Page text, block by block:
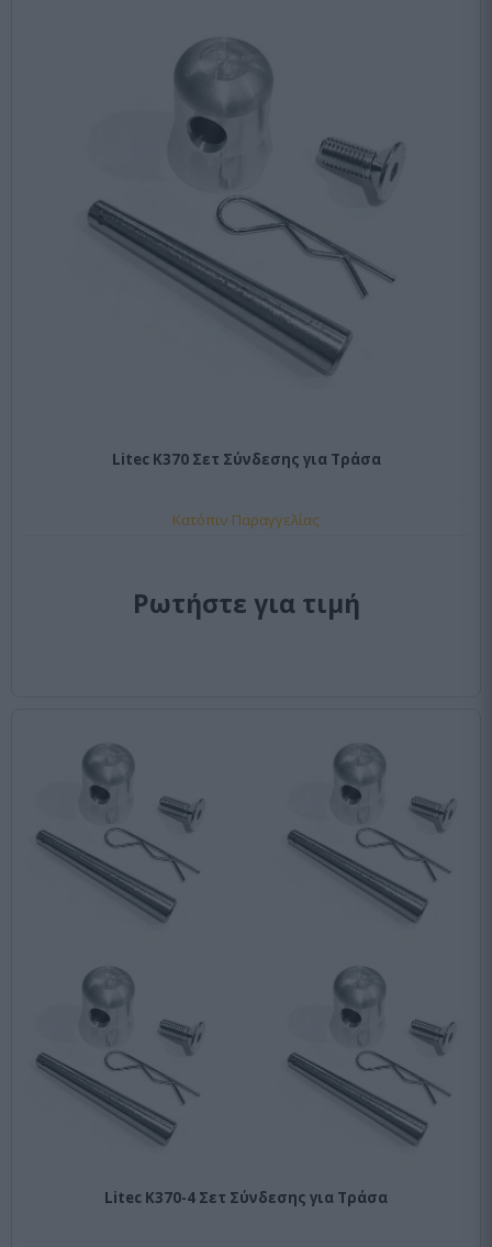
Litec K370 Σετ Σύνδεσης για Τράσα
Κατόπιν Παραγγελίας
Ρωτήστε για τιμή
Litec K370-4 Σετ Σύνδεσης για Τράσα